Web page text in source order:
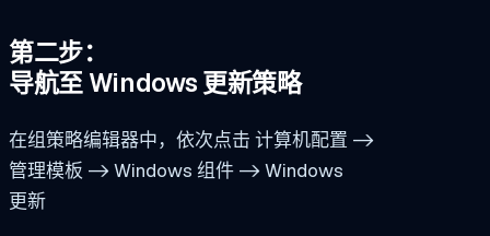
第二步：
导航至 Windows 更新策略
在组策略编辑器中，依次点击 计算机配置 ->
管理模板 -> Windows 组件 -> Windows
更新